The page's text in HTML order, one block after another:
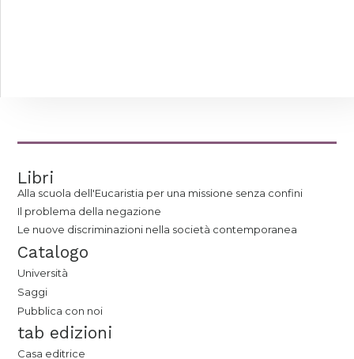
Libri
Alla scuola dell'Eucaristia per una missione senza confini
Il problema della negazione
Le nuove discriminazioni nella società contemporanea
Catalogo
Università
Saggi
Pubblica con noi
tab edizioni
Casa editrice